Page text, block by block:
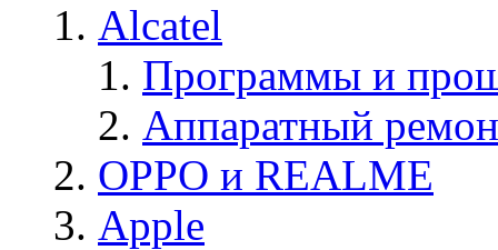
Alcatel
Программы и
Аппаратный
OPPO и REALME
Apple